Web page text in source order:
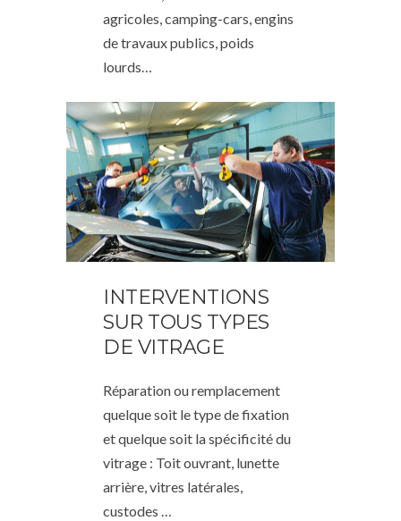
agricoles, camping-cars, engins
de travaux publics, poids
lourds…
INTERVENTIONS
SUR TOUS TYPES
DE VITRAGE
Réparation ou remplacement
quelque soit le type de fixation
et quelque soit la spécificité du
vitrage : Toit ouvrant, lunette
arrière, vitres latérales,
custodes …